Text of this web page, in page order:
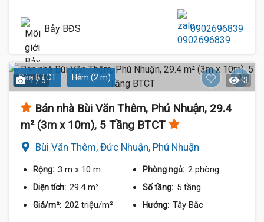
Bảy BĐS 0902696839
Sàn BTCT Hẻm (2 m)
1 / 5 3
Bán nhà Bùi Văn Thêm, Phú Nhuận, 29.4
m² (3m x 10m), 5 Tầng BTCT
Bùi Văn Thêm, Đức Nhuận, Phú Nhuận
Rộng: 3 m x 10 m Phòng ngủ: 2 phòng
Diện tích: 29.4 m² Số tầng: 5 tầng
Giá/m²: 202 triệu/m² Hướng: Tây Bắc